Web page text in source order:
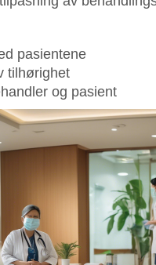
pasientene
tilhørighet
og pasient